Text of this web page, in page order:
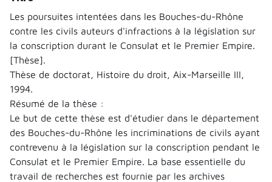
Les poursuites intentées dans les Bouches-du-Rhône
contre les civils auteurs d'infractions à la législation sur
la conscription durant le Consulat et le Premier Empire.
[Thèse].
Thèse de doctorat, Histoire du droit, Aix-Marseille III,
1994.
Résumé de la thèse :
Le but de cette thèse est d'étudier dans le département
des Bouches-du-Rhône les incriminations de civils ayant
contrevenu à la législation sur la conscription pendant le
Consulat et le Premier Empire. La base essentielle du
travail de recherches est fournie par les archives